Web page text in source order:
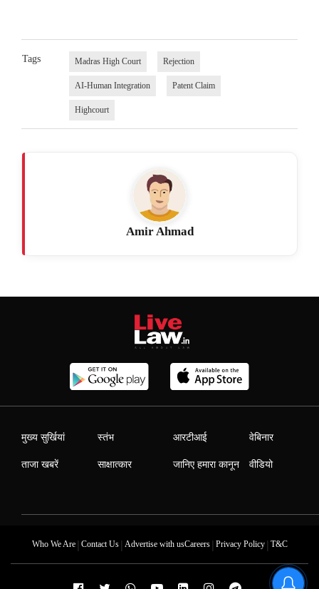
Tags Madras High Court Rejection
AI-Human Integration Patent Claim
Highcourt
Amir Ahmad
मुख्य सुर्खियां
ताजा खबरें
स्तंभ
साक्षात्कार
आरटीआई
जानिए हमारा कानून
वेबिनार
वीडियो
Who We Are| Contact Us| Advertise with usCareers| Privacy Policy| T&C